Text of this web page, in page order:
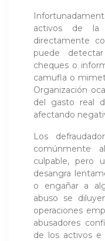
activos de la
directamente
puede
cheques o
camufla o
Organización
del gasto real
afectando
Los
comúnmente
culpable, pero
desangra
o engañar a
abuso se
operaciones
abusadores
de los activos e